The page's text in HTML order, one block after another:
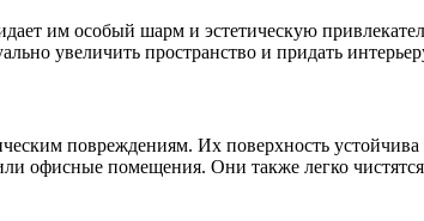
им особый шарм и эстетическую
увеличить пространство и придать
повреждениям. Их поверхность
офисные помещения. Они также легко